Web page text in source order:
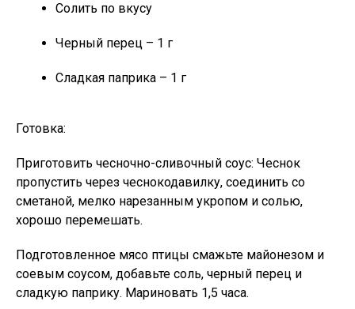
Солить по вкусу
Черный перец – 1 г
Сладкая паприка – 1 г
Готовка:
Приготовить чесночно-сливочный соус: Чеснок
пропустить через чеснокодавилку, соединить со
сметаной, мелко нарезанным укропом и солью,
хорошо перемешать.
Подготовленное мясо птицы смажьте майонезом и
соевым соусом, добавьте соль, черный перец и
сладкую паприку. Мариновать 1,5 часа.